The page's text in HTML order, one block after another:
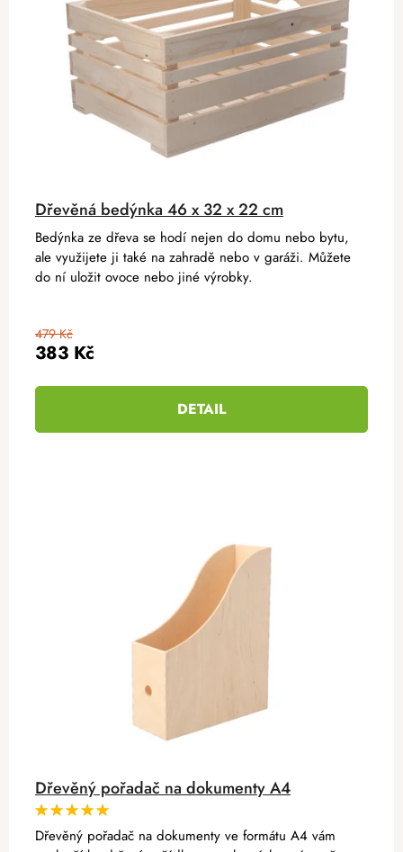
Dřevěná bedýnka 46 x 32 x 22 cm
383 Kč
479 Kč
DETAIL
Bedýnka ze dřeva se hodí nejen do domu nebo bytu,
ale využijete ji také na zahradě nebo v garáži. Můžete
do ní uložit ovoce nebo jiné výrobky.
Dřevěný pořadač na dokumenty A4
Dřevěný pořadač na dokumenty ve formátu A4 vám